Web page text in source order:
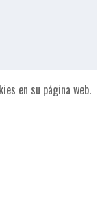
en su página web.